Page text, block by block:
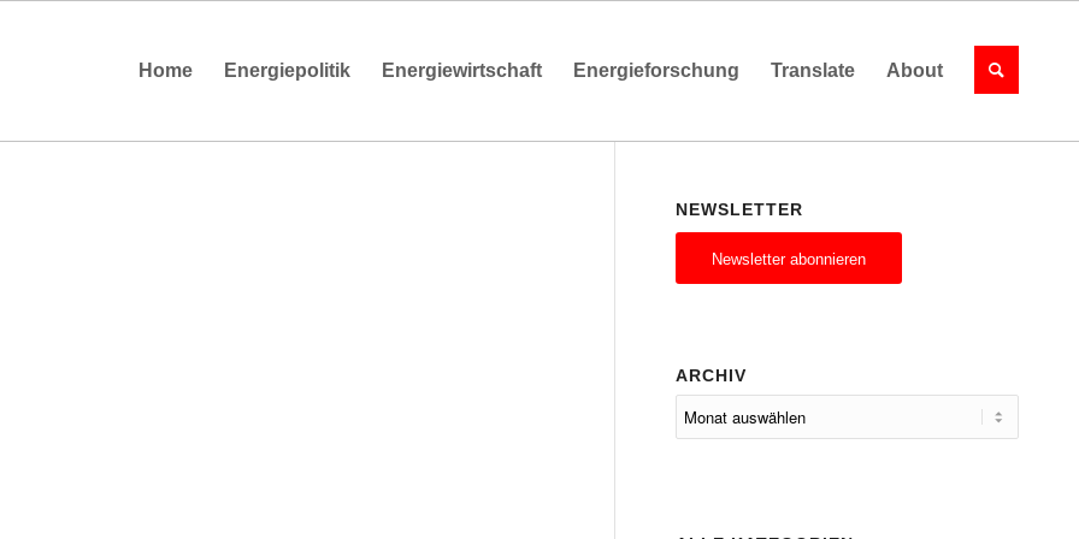
Home Energiepolitik Energiewirtschaft Energieforschung Translate About
NEWSLETTER
Newsletter abonnieren
ARCHIV